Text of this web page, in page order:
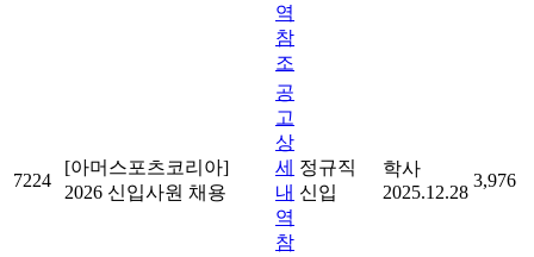
역
참
조
7224
[아머스포츠코리아]
2026 신입사원 채용
공
고
상
세
내
역
참
정규직
신입
학사
2025.12.28
3,976